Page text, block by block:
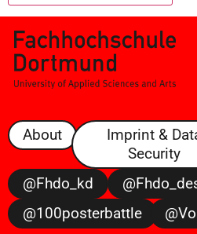
About
Imprint &
Security
@fhdo_kd
@100posterbattle